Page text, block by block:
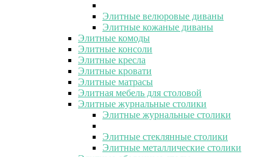
Элитные велюровые диваны
Элитные кожаные диваны
Элитные комоды
Элитные консоли
Элитные кресла
Элитные кровати
Элитные матрасы
Элитная мебель для столовой
Элитные журнальные столики
Элитные журнальные столики
Элитные стеклянные столики
Элитные металлические столики